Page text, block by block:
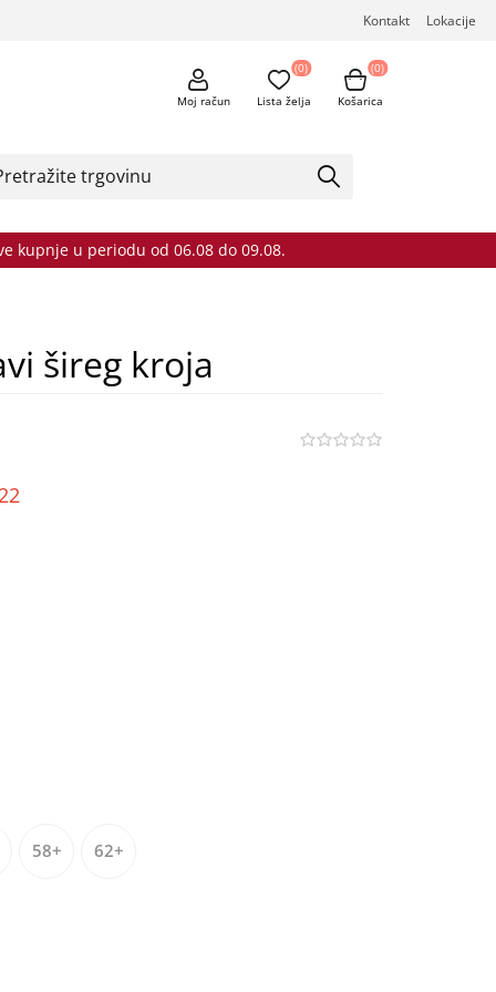
Kontakt Lokacije
Moj račun Lista želja
(0)
Košarica
(0)
kupnje u periodu od 06.08 do 09.08.
šireg kroja
58+ 62+